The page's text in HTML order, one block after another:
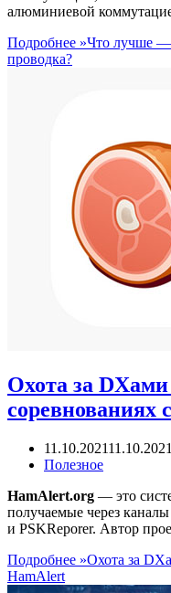
алюминиевой
Подробнее »Что лучше —
проводка?
Охота за
соревнованиях
11.10.202111.10.2021
Полезное
HamAlert.org — это
получаемые через
и PSKReporer. Автор
Подробнее »Охота за
HamAlert